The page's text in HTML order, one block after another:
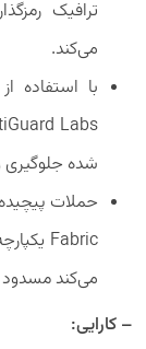
ترافیک
می‌کند.
با استفاده
شده جلوگیری
می‌کند
– کارایی: